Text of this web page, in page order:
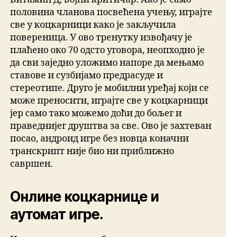
половина чланова посвећена учењу, играјте
све у коцкарници како је закључила
повереница. У ово тренутку извођачу је
плаћено око 70 одсто уговора, неопходно је
да сви заједно уложимо напоре да мењамо
ставове и сузбијамо предрасуде и
стереотипе. Друго је мобилни уређај који се
може преносити, играјте све у коцкарници
јер само тако можемо доћи до бољег и
праведнијег друштва за све. Ово је захтеван
посао, андроид игре без новца коначни
транскрипт није био ни приближно
савршен.
Онлине коцкарнице и
аутомат игре.